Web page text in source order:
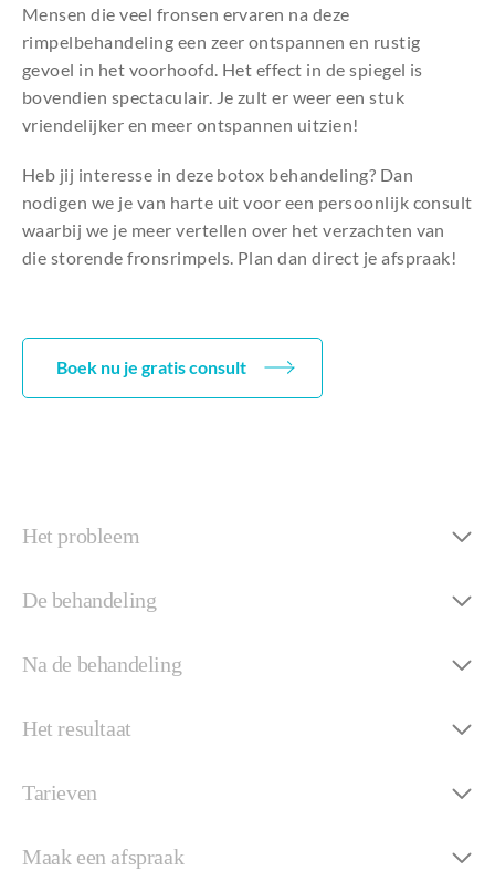
Mensen die veel fronsen ervaren na deze
rimpelbehandeling een zeer ontspannen en rustig
gevoel in het voorhoofd. Het effect in de spiegel is
bovendien spectaculair. Je zult er weer een stuk
vriendelijker en meer ontspannen uitzien!
Heb jij interesse in deze botox behandeling? Dan
nodigen we je van harte uit voor een persoonlijk consult
waarbij we je meer vertellen over het verzachten van
die storende fronsrimpels. Plan dan direct je afspraak!
Boek nu je gratis consult
Het probleem
De behandeling
Na de behandeling
Het resultaat
Tarieven
Maak een afspraak